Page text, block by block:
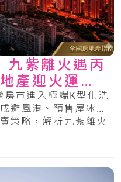
九紫離火遇丙
產迎火運洗
買賣求生指
市進入極端K型化洗
避風港、預售屋冰火
策略，解析九紫離火
將成焦土。.....